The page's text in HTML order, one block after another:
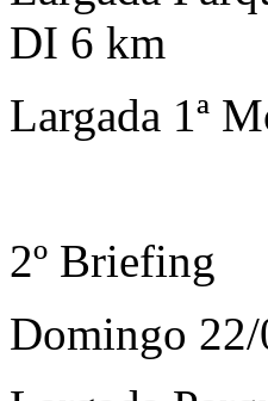
DI 6 km
Largada 1ª
2º Briefing
Domingo 22/